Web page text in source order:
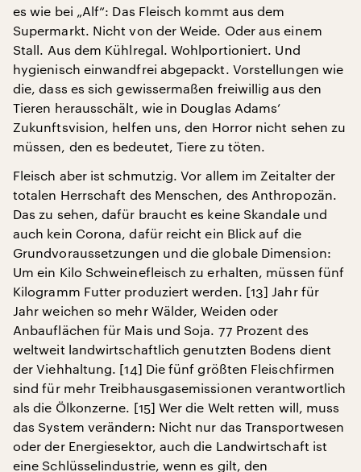
es wie bei „Alf“: Das Fleisch kommt aus dem
Supermarkt. Nicht von der Weide. Oder aus einem
Stall. Aus dem Kühlregal. Wohlportioniert. Und
hygienisch einwandfrei abgepackt. Vorstellungen wie
die, dass es sich gewissermaßen freiwillig aus den
Tieren herausschält, wie in Douglas Adams’
Zukunftsvision, helfen uns, den Horror nicht sehen zu
müssen, den es bedeutet, Tiere zu töten.
Fleisch aber ist schmutzig. Vor allem im Zeitalter der
totalen Herrschaft des Menschen, des Anthropozän.
Das zu sehen, dafür braucht es keine Skandale und
auch kein Corona, dafür reicht ein Blick auf die
Grundvoraussetzungen und die globale Dimension:
Um ein Kilo Schweinefleisch zu erhalten, müssen fünf
Kilogramm Futter produziert werden. [13] Jahr für
Jahr weichen so mehr Wälder, Weiden oder
Anbauflächen für Mais und Soja. 77 Prozent des
weltweit landwirtschaftlich genutzten Bodens dient
der Viehhaltung. [14] Die fünf größten Fleischfirmen
sind für mehr Treibhausgasemissionen verantwortlich
als die Ölkonzerne. [15] Wer die Welt retten will, muss
das System verändern: Nicht nur das Transportwesen
oder der Energiesektor, auch die Landwirtschaft ist
eine Schlüsselindustrie, wenn es gilt, den